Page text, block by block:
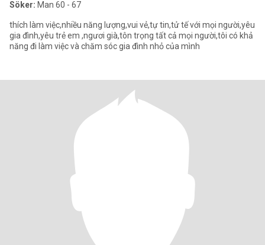
Söker: Man 60 - 67
thích làm việc,nhiều năng lượng,vui vẻ,tự tin,tử tế với mọi người,yêu
gia đình,yêu trẻ em ,ngươi già,tôn trọng tất cả mọi người,tôi có khả
năng đi làm việc và chăm sóc gia đình nhỏ của mình